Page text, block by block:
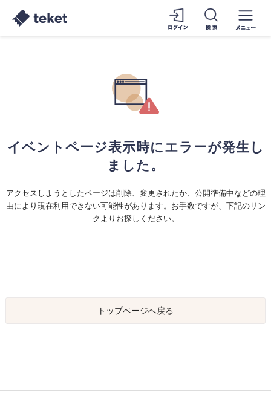
イベントページ表示時にエラーが発生し
ました。
アクセスしようとしたページは削除、変更されたか、公開準備中などの理
由により現在利用できない可能性があります。お手数ですが、下記のリン
クよりお探しください。
トップページへ戻る